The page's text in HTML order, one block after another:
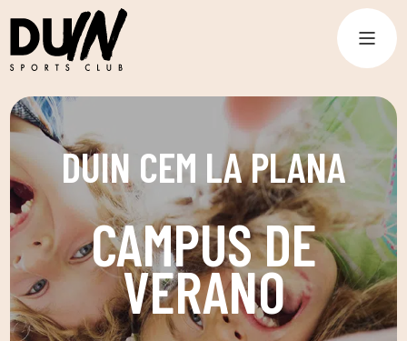
DUIN CEM LA PLANA
CAMPUS DE
VERANO